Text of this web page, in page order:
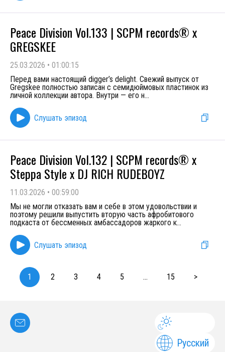
Peace Division Vol.133 | SCPM records® х
GREGSKEE
25.03.2026 • 01:00:15
Перед вами настоящий digger’s delight. Свежий выпуск от
Gregskee полностью записан с семидюймовых пластинок из
личной коллекции автора. Внутри — его н...
Слушать эпизод
Peace Division Vol.132 | SCPM records® х
Steppa Style x DJ RICH RUDEBOYZ
11.03.2026 • 00:59:00
Мы не могли отказать вам и себе в этом удовольствии и
поэтому решили выпустить вторую часть афробитового
подкаста от бессменных амбассадоров жаркого к...
Слушать эпизод
1 2 3 4 5 ... 15 >
Русский